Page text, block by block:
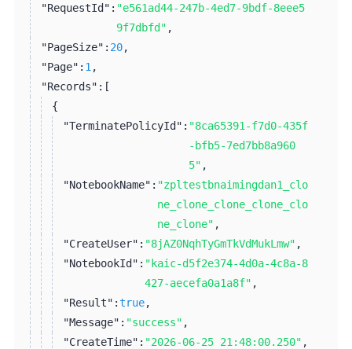
"RequestId": "e561ad44-247b-4ed7-9bdf-8eee5
9f7dbfd" ,
"PageSize": 20,
"Page": 1 ,
"Records": [
{
"TerminatePolicyId": "8ca65391-f7d0-435f
-bfb5-7ed7bb8a960
5" ,
"NotebookName": "zpltestbnaimingdan1_clo
ne_clone_clone_clone_clo
ne_clone" ,
"CreateUser": "8jAZ0NqhTyGmTkVdMukLmw" ,
"NotebookId": "kaic-d5f2e374-4d0a-4c8a-8
427-aecefa0a1a8f" ,
"Result":true,
"Message": "success" ,
"CreateTime": "2026-06-25 21:48:00.250" ,